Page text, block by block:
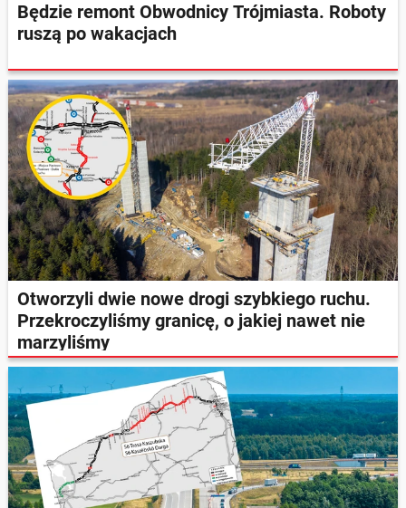
Będzie remont Obwodnicy Trójmiasta. Roboty
ruszą po wakacjach
Otworzyli dwie nowe drogi szybkiego ruchu.
Przekroczyliśmy granicę, o jakiej nawet nie
marzyliśmy